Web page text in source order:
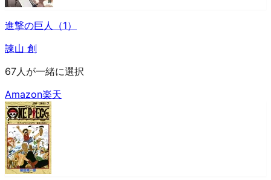
進撃の巨人（1）
諫山 創
67人が一緒に選択
Amazon楽天